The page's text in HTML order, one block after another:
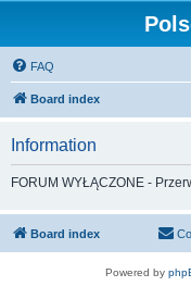
FAQ
Board index
Information
FORUM WYŁĄCZONE -
Board index
Powered by